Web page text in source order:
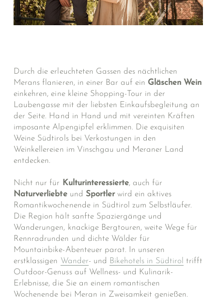
Durch die erleuchteten Gassen des nächtlichen
Merans flanieren, in einer Bar auf ein Gläschen Wein
einkehren, eine kleine Shopping-Tour in der
Laubengasse mit der liebsten Einkaufsbegleitung an
der Seite. Hand in Hand und mit vereinten Kräften
imposante Alpengipfel erklimmen. Die exquisiten
Weine Südtirols bei Verkostungen in den
Weinkellereien im Vinschgau und Meraner Land
entdecken.
Nicht nur für Kulturinteressierte, auch für
Naturverliebte und Sportler wird ein aktives
Romantikwochenende in Südtirol zum Selbstläufer.
Die Region hält sanfte Spaziergänge und
Wanderungen, knackige Bergtouren, weite Wege für
Rennradrunden und dichte Wälder für
Mountainbike-Abenteuer parat. In unseren
erstklassigen Wander- und Bikehotels in Südtirol
trifft
Outdoor-Genuss auf Wellness- und Kulinarik-
Erlebnisse, die Sie an einem romantischen
Wochenende bei Meran in Zweisamkeit genießen.